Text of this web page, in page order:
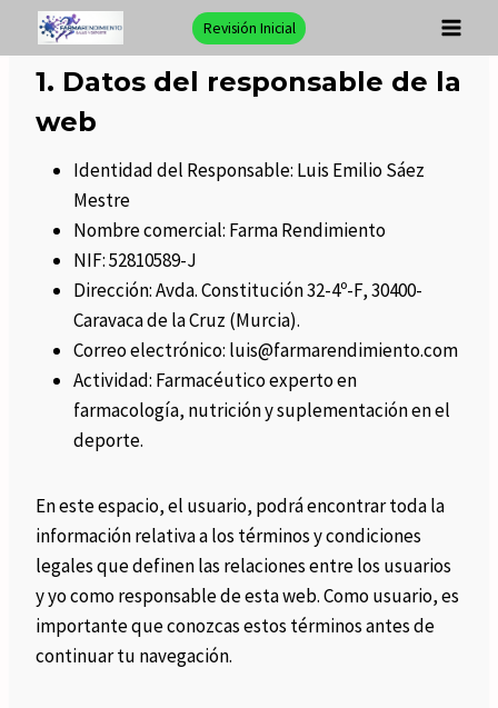
Saltar
contenido
Revisión Inicial
1. Datos del responsable de la
web
Identidad del Responsable: Luis Emilio Sáez
Mestre
Nombre comercial: Farma Rendimiento
NIF: 52810589-J
Dirección: Avda. Constitución 32-4º-F, 30400-
Caravaca de la Cruz (Murcia).
Correo electrónico: luis@farmarendimiento.com
Actividad: Farmacéutico experto en
farmacología, nutrición y suplementación en el
deporte.
En este espacio, el usuario, podrá encontrar toda la
información relativa a los términos y condiciones
legales que definen las relaciones entre los usuarios
y yo como responsable de esta web. Como usuario, es
importante que conozcas estos términos antes de
continuar tu navegación.